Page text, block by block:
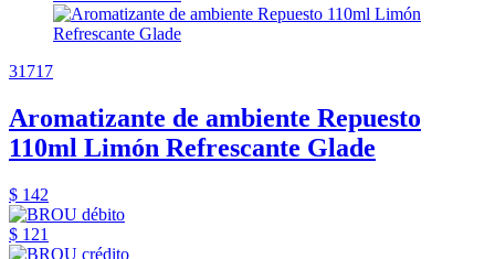
31717
Aromatizante de ambiente Repuesto
110ml Limón Refrescante Glade
$ 142
$ 121